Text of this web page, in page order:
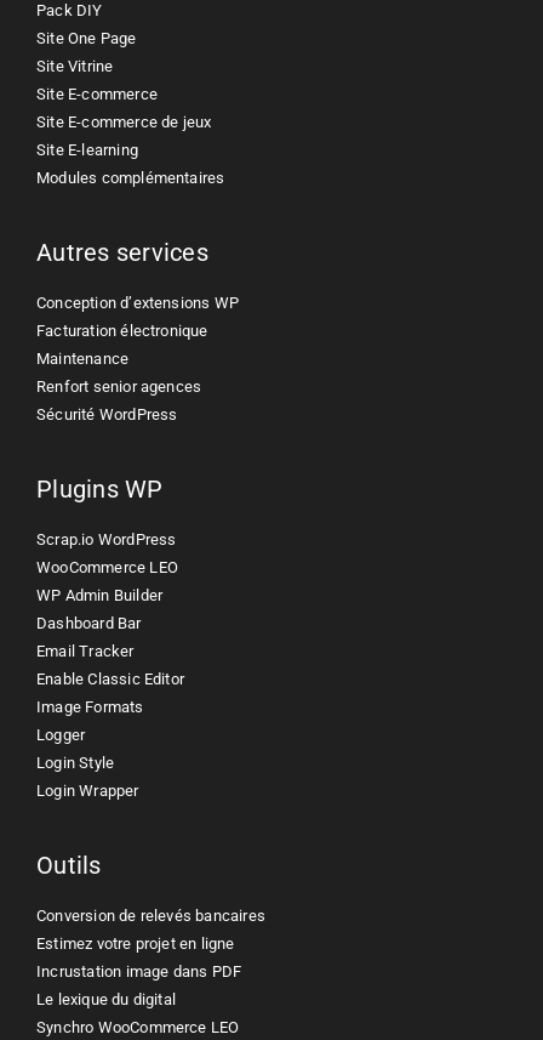
Pack DIY
Site One Page
Site Vitrine
Site E-commerce
Site E-commerce de jeux
Site E-learning
Modules complémentaires
Autres services
Conception d’extensions WP
Facturation électronique
Maintenance
Renfort senior agences
Sécurité WordPress
Plugins WP
Scrap.io WordPress
WooCommerce LEO
WP Admin Builder
Dashboard Bar
Email Tracker
Enable Classic Editor
Image Formats
Logger
Login Style
Login Wrapper
Outils
Conversion de relevés bancaires
Estimez votre projet en ligne
Incrustation image dans PDF
Le lexique du digital
Synchro WooCommerce LEO